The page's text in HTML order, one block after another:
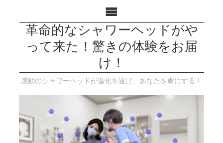
革命的なシャワーヘッドがや
って来た！驚きの体験をお届
け！
感動のシャワーヘッドが進化を遂げ、あなたを虜にする！